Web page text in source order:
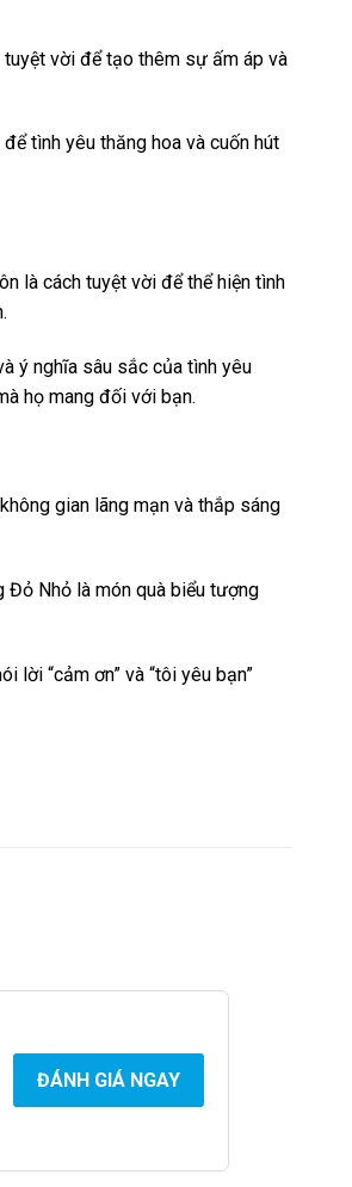
vời để tạo thêm sự ấm áp và
tình yêu thăng hoa và cuốn hút
là cách tuyệt vời để thể hiện tình
ý nghĩa sâu sắc của tình yêu
họ mang đối với bạn.
gian lãng mạn và thắp sáng
Đỏ Nhỏ là món quà biểu tượng
lời “cảm ơn” và “tôi yêu bạn”
ĐÁNH GIÁ NGAY